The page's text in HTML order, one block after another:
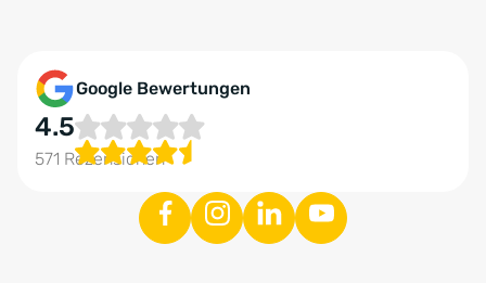
Google Bewertungen
4.5
571 Rezensionen